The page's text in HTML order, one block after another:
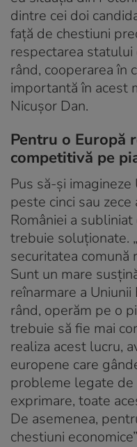
dintre cei doi
față de chestiuni
respectarea
rând, cooperarea în
importantă în acest
Nicușor Dan.
Pentru o Europă
competitivă pe
Pus să-și
peste cinci sau
României a
trebuie soluționate.
securitatea comună
Sunt un mare
reînarmare a
rând, operăm pe o
trebuie să fie mai
realiza acest lucru,
europene care
probleme legate
exprimare, toate
De asemenea,
chestiuni